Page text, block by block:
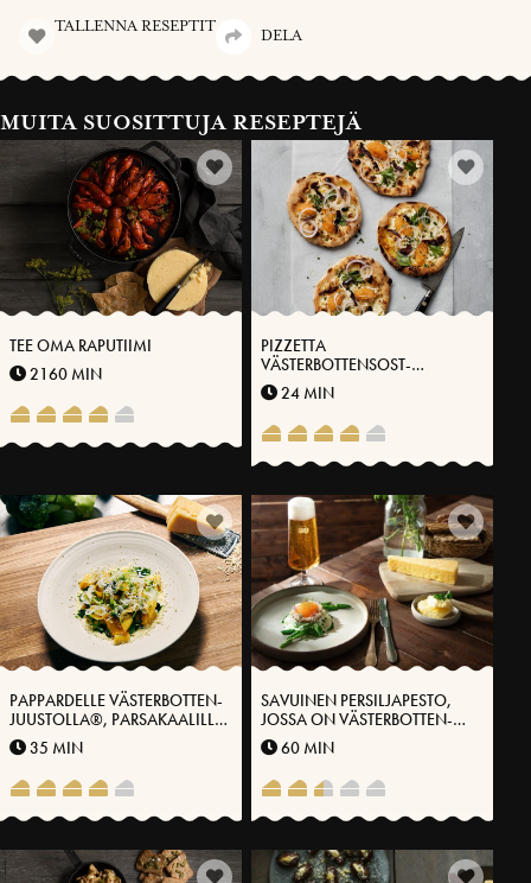
TALLENNA RESEPTIT
DELA
MUITA SUOSITTUJA RESEPTEJÄ
TEE OMA RAPUTIIMI
2160 MIN
PIZZETTA
VÄSTERBOTTENSOST-
MÄDILLÄ® JA KUIVATULLA
RIISTANLIHALLA
24 MIN
PAPPARDELLE VÄSTERBOTTEN-
JUUSTOLLA®, PARSAKAALILLA
JA SITRUUNALLA
MARINOIDULLA
HOPEASIPULILLA
35 MIN
SAVUINEN PERSILJAPESTO,
JOSSA ON VÄSTERBOTTEN-
JUUSTOA®, PARSAA JA MÄTIÄ
60 MIN